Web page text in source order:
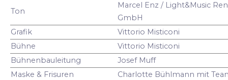
Ton
Marcel Enz / Light&Music
GmbH
Grafik
Vittorio Misticoni
Bühne
Vittorio Misticoni
Bühnenbauleitung
Josef Muff
Maske & Frisuren
Charlotte Bühlmann mit